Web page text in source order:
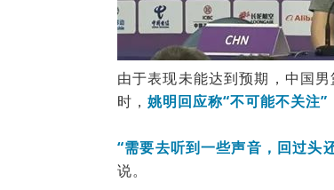
由于表现未能达到预期，中国
时， 姚明回应称“不可能不关注”
“需要去听到一些声音，回过头
说。